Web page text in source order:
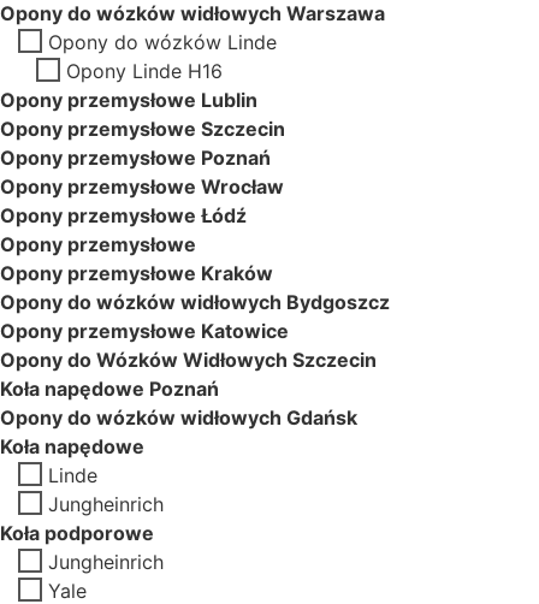
Opony do wózków widłowych Warszawa
Opony do wózków Linde
Opony Linde H16
Opony przemysłowe Lublin
Opony przemysłowe Szczecin
Opony przemysłowe Poznań
Opony przemysłowe Wrocław
Opony przemysłowe Łódź
Opony przemysłowe
Opony przemysłowe Kraków
Opony do wózków widłowych Bydgoszcz
Opony przemysłowe Katowice
Opony do Wózków Widłowych Szczecin
Koła napędowe Poznań
Opony do wózków widłowych Gdańsk
Koła napędowe
Linde
Jungheinrich
Koła podporowe
Jungheinrich
Yale